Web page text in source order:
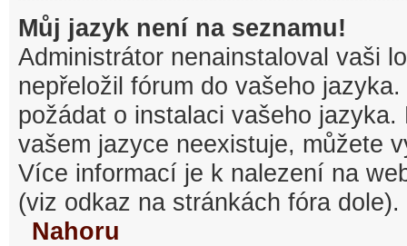
Můj jazyk není na seznamu!
Administrátor nenainstaloval vaši
nepřeložil fórum do vašeho
požádat o instalaci vašeho
vašem jazyce neexistuje, můžete
Více informací je k nalezení na
(viz odkaz na stránkách fóra dole).
Nahoru